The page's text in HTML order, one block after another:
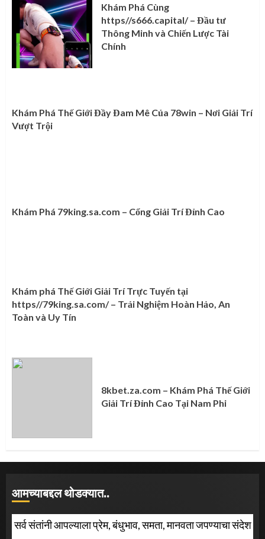
Khám Phá Cùng
https//s666.capital/ – Đầu tư
Thông Minh và Chiến Lược Tài
Chính
Khám Phá Thế Giới Đầy Đam Mê Của 78win – Nơi Giải Trí
Vượt Trội
Khám Phá 79king.sa.com – Cổng Giải Trí Đỉnh Cao
Khám phá Thế Giới Giải Trí Trực Tuyến tại
https//79king.sa.com/ – Trải Nghiệm Hoàn Hảo, An
Toàn và Uy Tín
8kbet.za.com – Khám Phá Thế Giới
Giải Trí Đỉnh Cao Tại Nam Phi
आमच्याबद्दल थोडक्यात..
सर्व संतांनी आपल्याला प्रेम, बंधुभाव, समता, मानवता जपण्याचा संदेश